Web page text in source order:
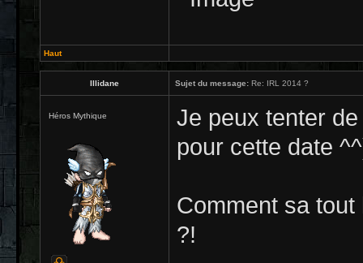
Haut
Illidane Sujet du message: Re: IRL 2014 ?
Héros Mythique
Je peux tenter
pour cette date
Comment sa
?!